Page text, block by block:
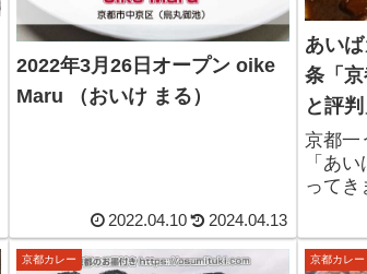
2022年3月26日オープン oike
Maru （おいけ まる）
2022.04.10 2024.04.13
あい
条「
と評
京都一
「あ
ってき
るカ
が溶
イシー
京都カレー 京都カレー